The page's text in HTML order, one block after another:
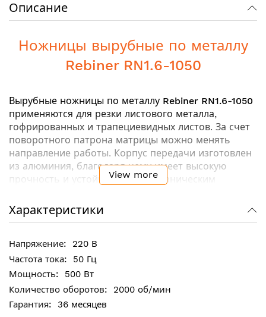
Описание
Ножницы вырубные по металлу
Rebiner RN1.6-1050
Вырубные ножницы по металлу Rebiner RN1.6-1050
применяются для резки листового металла,
гофрированных и трапециевидных листов. За счет
поворотного патрона матрицы можно менять
направление работы. Корпус передачи изготовлен
из алюминия, благодаря чему имеет высокую
прочность и устойчивость к механическим
щеточного узла позволяет проводить
самостоятельную замену угольных щеток.
Ключевые особенности:
Высокое качество сборки
Двойная изоляция - для защиты от
прикосновения к частям инструмента,
находящимся под напряжением
View more
Характеристики
220 В
50 Гц
500 Вт
2000 об/мин
36 месяцев